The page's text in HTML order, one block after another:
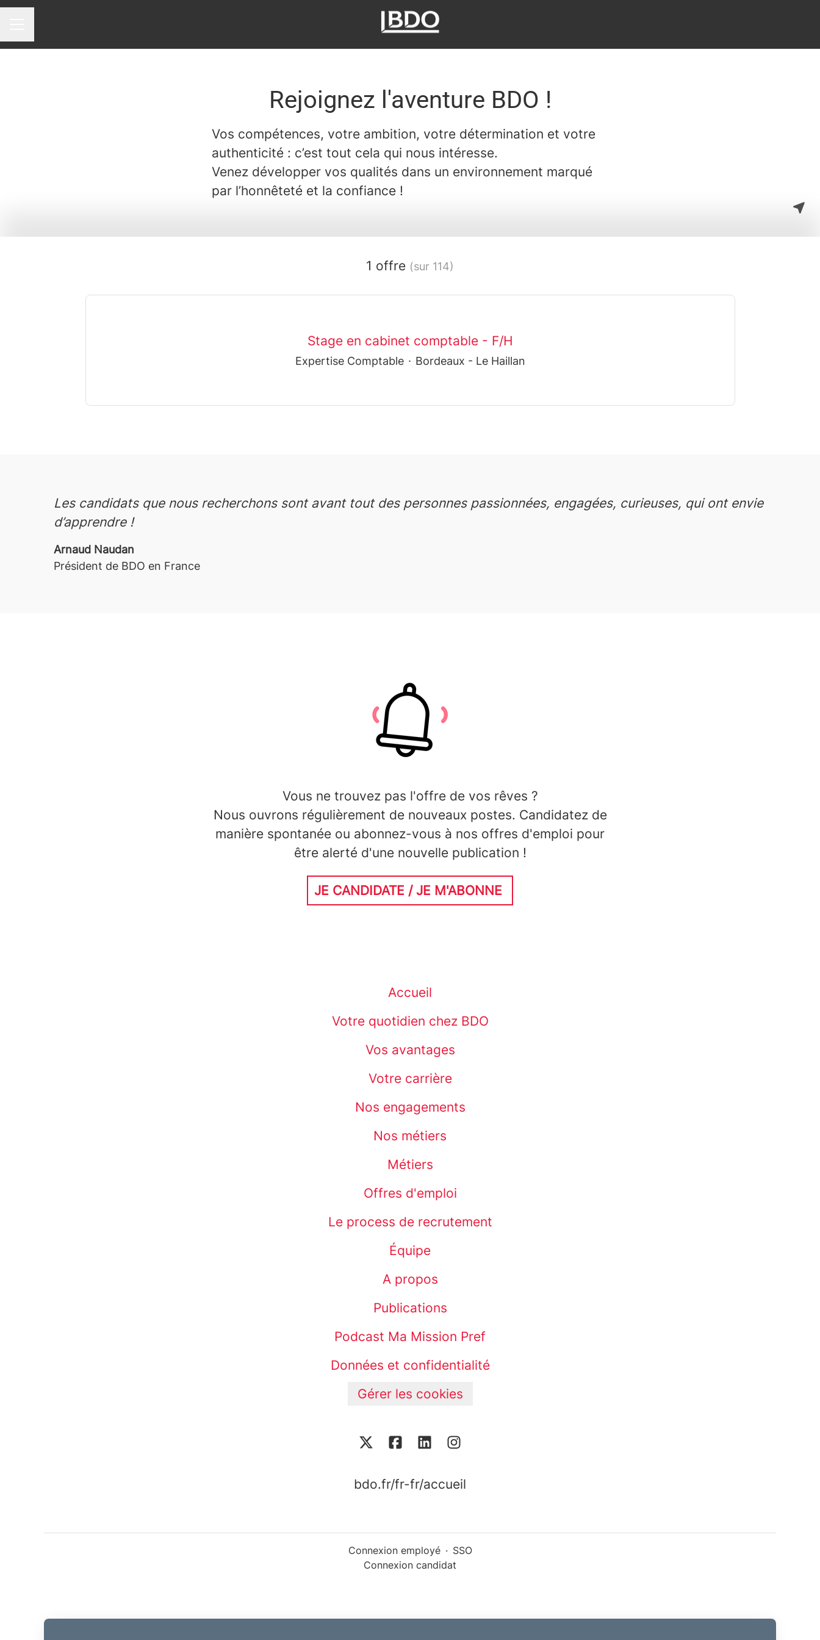
Rejoignez l'aventure BDO !
Vos compétences, votre ambition, votre détermination et votre
authenticité : c’est tout cela qui nous intéresse.​
Venez développer vos qualités dans un environnement marqué
par l’honnêteté et la confiance ! ​
1 offre (sur 114)
Stage en cabinet comptable - F/H
Expertise Comptable · Bordeaux - Le Haillan
Les candidats que nous recherchons sont avant tout des personnes passionnées, engagées, curieuses, qui ont envie
d’apprendre !
Arnaud Naudan
Président de BDO en France
Vous ne trouvez pas l'offre de vos rêves ?
Nous ouvrons régulièrement de nouveaux postes. Candidatez de
manière spontanée ou abonnez-vous à nos offres d'emploi pour
être alerté d'une nouvelle publication !
JE CANDIDATE / JE M'ABONNE
Accueil
Votre quotidien chez BDO
Vos avantages
Votre carrière
Nos engagements
Nos métiers
Métiers
Offres d'emploi
Le process de recrutement
Équipe
A propos
Publications
Podcast Ma Mission Pref
Données et confidentialité
Gérer les cookies
bdo.fr/fr-fr/accueil
Connexion employé · SSO
Connexion candidat